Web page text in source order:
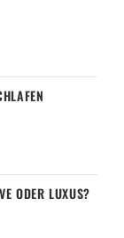
ODER LUXUS?